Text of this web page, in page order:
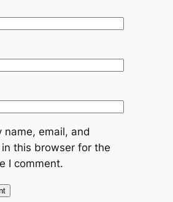
name, email, and
this browser for the
I comment.